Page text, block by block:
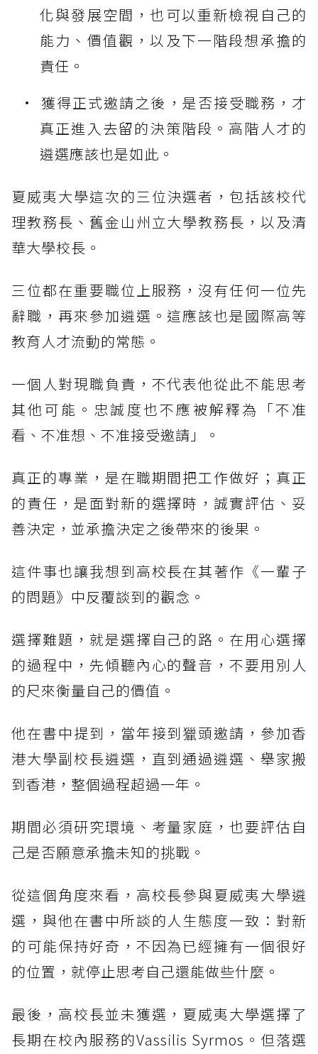
化與發展空間，也可以重新檢視自己的
能力、價值觀，以及下一階段想承擔的
責任。
獲得正式邀請之後，是否接受職務，才
真正進入去留的決策階段。高階人才的
遴選應該也是如此。
夏威夷大學這次的三位決選者，包括該校代
理教務長、舊金山州立大學教務長，以及清
華大學校長。
三位都在重要職位上服務，沒有任何一位先
辭職，再來參加遴選。這應該也是國際高等
教育人才流動的常態。
一個人對現職負責，不代表他從此不能思考
其他可能。忠誠度也不應被解釋為「不准
看、不准想、不准接受邀請」。
真正的專業，是在職期間把工作做好；真正
的責任，是面對新的選擇時，誠實評估、妥
善決定，並承擔決定之後帶來的後果。
這件事也讓我想到高校長在其著作《一輩子
的問題》中反覆談到的觀念。
選擇難題，就是選擇自己的路。在用心選擇
的過程中，先傾聽內心的聲音，不要用別人
的尺來衡量自己的價值。
他在書中提到，當年接到獵頭邀請，參加香
港大學副校長遴選，直到通過遴選、舉家搬
到香港，整個過程超過一年。
期間必須研究環境、考量家庭，也要評估自
己是否願意承擔未知的挑戰。
從這個角度來看，高校長參與夏威夷大學遴
選，與他在書中所談的人生態度一致：對新
的可能保持好奇，不因為已經擁有一個很好
的位置，就停止思考自己還能做些什麼。
最後，高校長並未獲選，夏威夷大學選擇了
長期在校內服務的Vassilis Syrmos。但落選